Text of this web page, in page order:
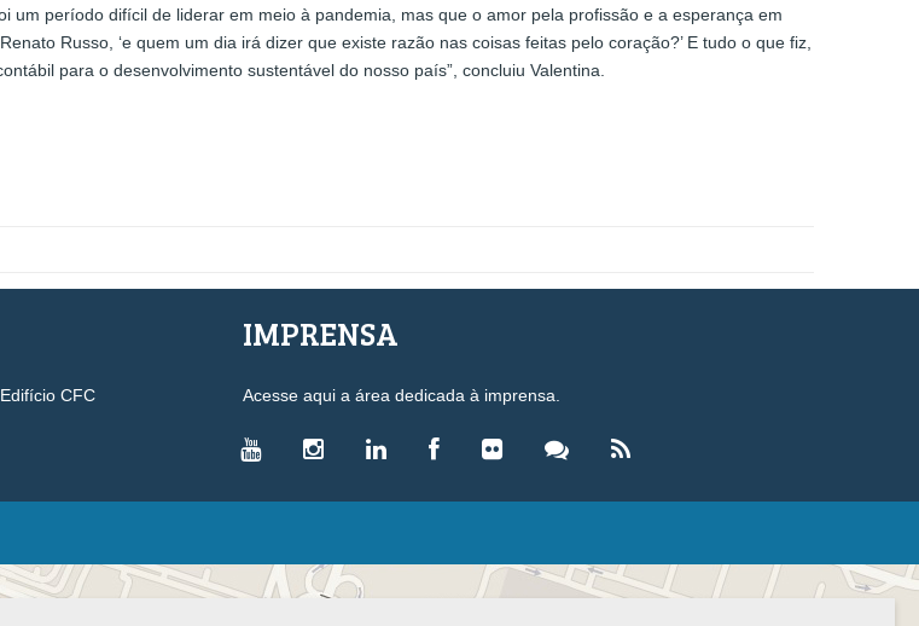
período difícil de liderar em meio à pandemia, mas que o amor pela profissão e a esperança em
Russo, ‘e quem um dia irá dizer que existe razão nas coisas feitas pelo coração?’ E tudo o que fiz,
para o desenvolvimento sustentável do nosso país”, concluiu Valentina.
CFC
IMPRENSA
Acesse aqui a área dedicada à imprensa.
LEGISLAÇÃO
Leis